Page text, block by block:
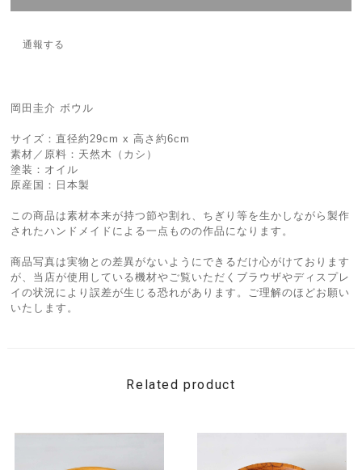
通報する
岡田圭介 ボウル
サイズ：直径約29cm x 高さ約6cm
素材／原料：天然木（カシ）
塗装：オイル
原産国：日本製
この商品は素材本来が持つ節や割れ、ちぎり等を生かしながら製作
されたハンドメイドによる一点ものの作品になります。
商品写真は実物との差異がないようにできるだけ心がけております
が、当店が使用している機材やご覧いただくブラウザやディスプレ
イの状況により誤差が生じる恐れがあります。ご理解のほどお願い
いたします。
Related product